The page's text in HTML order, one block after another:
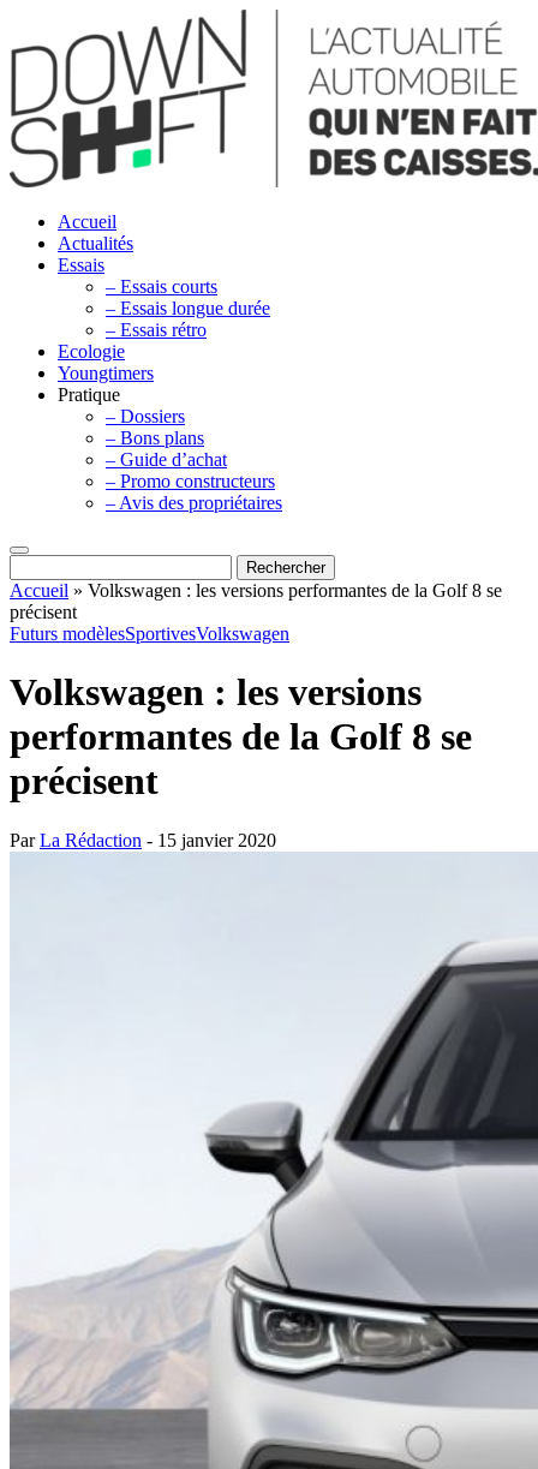
Accueil
Actualités
Essais
– Essais courts
– Essais longue durée
– Essais rétro
Ecologie
Youngtimers
Pratique
– Dossiers
– Bons plans
– Guide d’achat
– Promo constructeurs
– Avis des propriétaires
Accueil » Volkswagen : les versions performantes de la Golf 8 se
précisent
Futurs modèlesSportivesVolkswagen
Volkswagen : les versions
performantes de la Golf 8 se
précisent
ParLa Rédaction - 15 janvier 2020